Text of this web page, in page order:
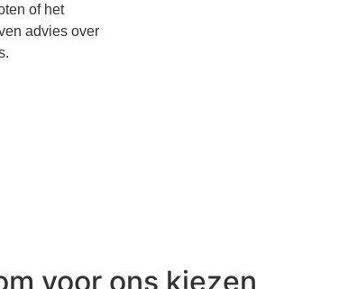
of het
advies over
voor ons kiezen